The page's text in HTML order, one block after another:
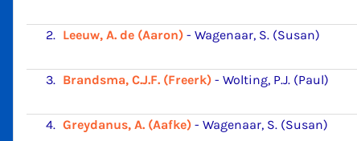
2. Leeuw, A. de (Aaron) - Wagenaar, S. (Susan)
3. Brandsma, C.J.F. (Freerk) - Wolting, P.J. (Paul)
4. Greydanus, A. (Aafke) - Wagenaar, S. (Susan)